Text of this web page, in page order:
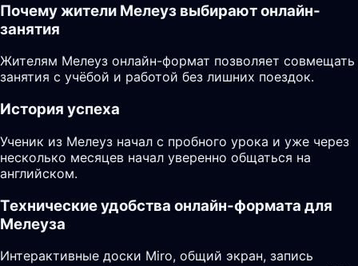
Почему жители Мелеуз выбирают онлайн-
занятия
Жителям Мелеуз онлайн-формат позволяет совмещать
занятия с учёбой и работой без лишних поездок.
История успеха
Ученик из Мелеуз начал с пробного урока и уже через
несколько месяцев начал уверенно общаться на
английском.
Технические удобства онлайн-формата для
Мелеуза
Интерактивные доски Miro, общий экран, запись